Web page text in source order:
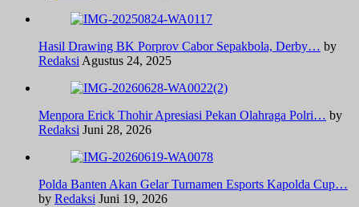
Hasil Drawing BK Porprov Cabor Sepakbola, Derby… by
Redaksi Agustus 24, 2025
Menpora Erick Thohir Apresiasi Pekan Olahraga Polri… by
Redaksi Juni 28, 2026
Polda Banten Akan Gelar Turnamen Esports Kapolda Cup…
by Redaksi Juni 19, 2026